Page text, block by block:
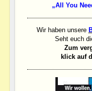
„All You
Wir haben unsere
Seht euch
Zum
klick auf